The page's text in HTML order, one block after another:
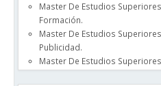
Master De Estudios
Formación.
Master De Estudios
Publicidad.
Master De Estudios